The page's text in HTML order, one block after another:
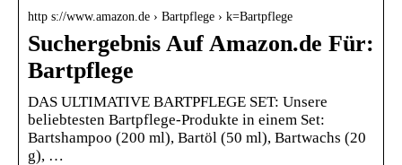
http s://www.amazon.de › Bartpflege › k=Bartpflege
Suchergebnis Auf Amazon.de Für:
Bartpflege
DAS ULTIMATIVE BARTPFLEGE SET: Unsere
beliebtesten Bartpflege-Produkte in einem Set:
Bartshampoo (200 ml), Bartöl (50 ml), Bartwachs (20
g), …